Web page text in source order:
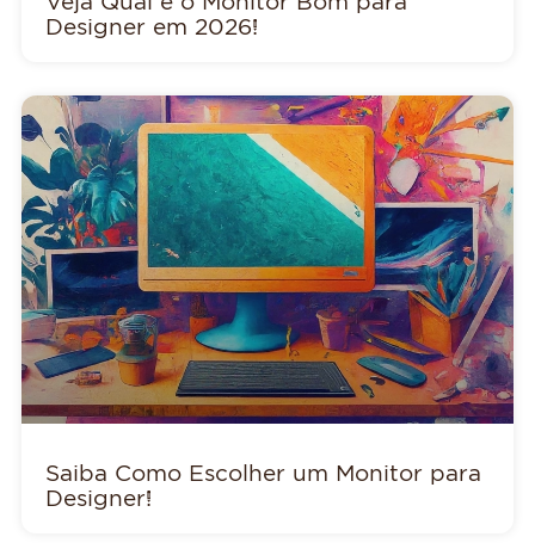
Designer em 2026!
Saiba Como Escolher um Monitor para
Designer!